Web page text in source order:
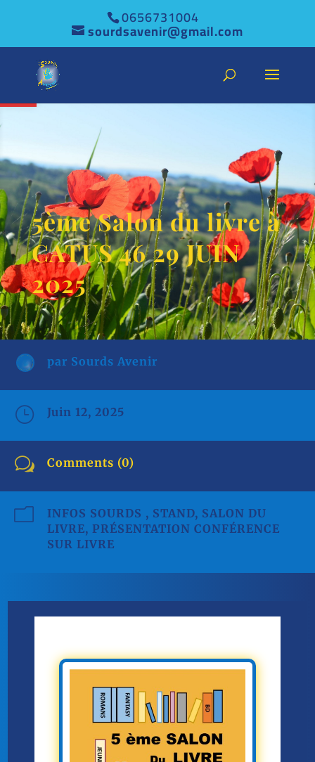
Ouvrir la barre d’outils
0656731004
sourdsavenir@gmail.com
5ème Salon du livre à
CATUS 46 29 JUIN
2025
par Sourds Avenir
} Juin 12, 2025
w Comments (0)
m INFOS SOURDS , STAND, SALON DU
LIVRE, PRÉSENTATION CONFÉRENCE
SUR LIVRE